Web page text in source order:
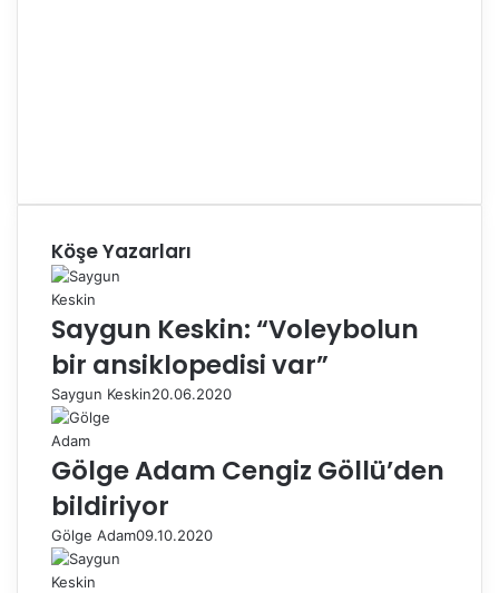
Köşe Yazarları
Saygun Keskin: “Voleybolun
bir ansiklopedisi var”
Saygun Keskin20.06.2020
Gölge Adam Cengiz Göllü’den
bildiriyor
Gölge Adam09.10.2020